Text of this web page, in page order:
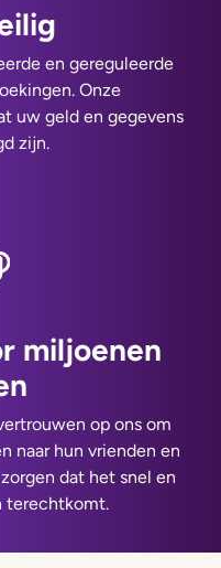
en gereguleerde
Onze
uw geld en gegevens
zijn.
miljoenen
op ons om
naar hun vrienden en
dat het snel en
terechtkomt.